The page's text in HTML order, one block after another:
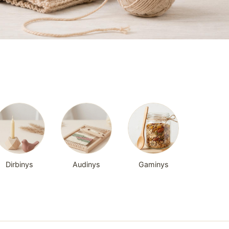
Dirbinys Audinys Gaminys